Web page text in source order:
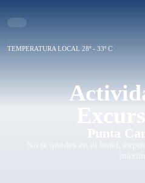
TEMPERATURA LOCAL 28º - 33º C
Punta